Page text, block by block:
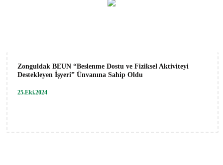
Zonguldak BEUN “Beslenme Dostu ve Fiziksel Aktiviteyi
Destekleyen İşyeri” Ünvanına Sahip Oldu
25.Eki.2024